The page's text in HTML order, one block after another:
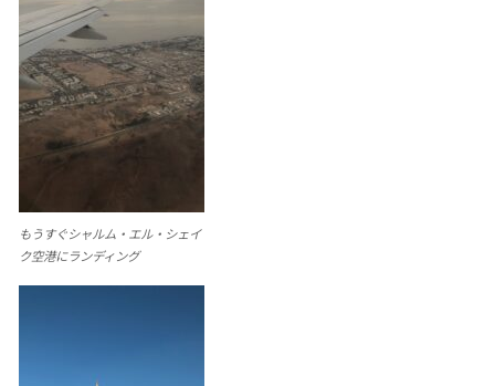
もうすぐシャルム・エル・シェイ
ク空港にランディング